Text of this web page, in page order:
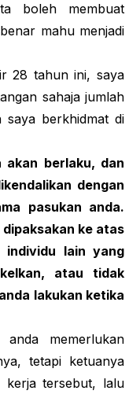
boleh membuat
mahu menjadi
28 tahun ini, saya
sahaja jumlah
saya berkhidmat di
akan berlaku, dan
dengan
pasukan anda.
ke atas
lain yang
atau tidak
lakukan ketika
memerlukan
tetapi ketuanya
kerja tersebut, lalu